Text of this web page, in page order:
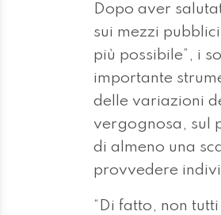
Dopo aver
sui mezzi
più possibile”, i
importante
delle variazioni
vergognosa, sul
di almeno una
provvedere
“Di fatto, non